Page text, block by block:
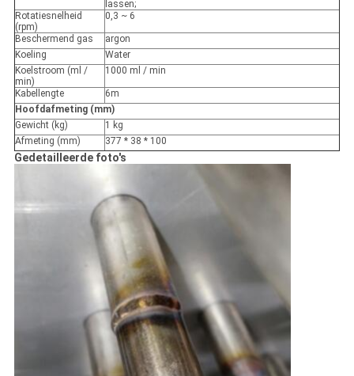
lassen;
Rotatiesnelheid
(rpm)
0,3 ~ 6
Beschermend gas
argon
Koeling
Water
Koelstroom (ml /
min)
1000 ml / min
Kabellengte
6m
Hoofdafmeting (mm)
Gewicht (kg)
1 kg
Afmeting (mm)
377 * 38 * 100
Gedetailleerde foto's